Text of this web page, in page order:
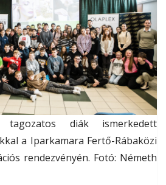
diák ismerkedett
a Iparkamara Fertő-Rábaközi
rendezvényén. Fotó: Németh